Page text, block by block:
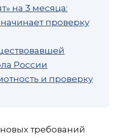
на 3 месяца:
проверку
России
и проверку
требований